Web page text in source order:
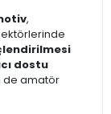
,
dostu
de amatör